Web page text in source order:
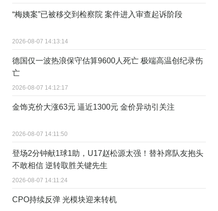
“梅姨案”已被移交到检察院 案件进入审查起诉阶段
2026-08-07 14:13:14
德国仅一波热浪保守估算9600人死亡 极端高温创纪录伤
亡
2026-08-07 14:12:17
金饰克价大涨63元 逼近1300元 金价异动引关注
2026-08-07 14:11:50
登场2分钟献1球1助，U17赵松源太强！替补席队友抱头
不敢相信 逆转取胜关键先生
2026-08-07 14:11:24
CPO持续反弹 光模块迎来转机